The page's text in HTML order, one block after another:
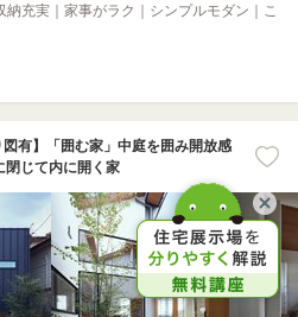
納充実｜家事がラク｜シンプルモダン｜こ
図有】「囲む家」中庭を囲み開放感
じて内に開く家